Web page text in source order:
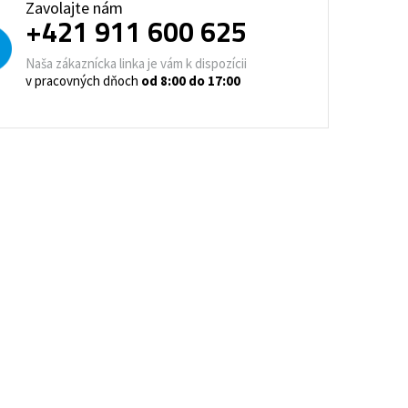
nočné stolíky
kontajnery
horeca
Barové stoličky
Zavolajte nám
+421 911 600 625
Naša zákaznícka linka je vám k dispozícii
v pracovných dňoch od 8:00 do 17:00